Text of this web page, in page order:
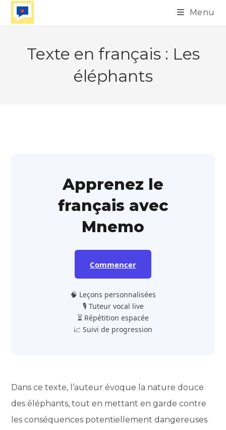
Skip
Menu
Texte en français : Les
éléphants
Apprenez le
français avec
Mnemo
Commencer
🧠 Leçons personnalisées
🎙️ Tuteur vocal live
⏳ Répétition espacée
📈 Suivi de progression
Dans ce texte, l’auteur évoque la nature douce
des éléphants, tout en mettant en garde contre
les conséquences potentiellement dangereuses